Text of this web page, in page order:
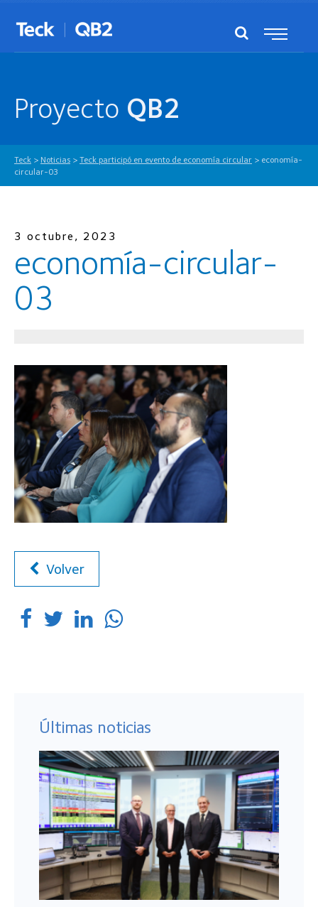
Proyecto QB2
Teck > Noticias > Teck participó en evento de economía circular > economía-
circular-03
3 octubre, 2023
economía-circular-
03
Volver
Últimas noticias